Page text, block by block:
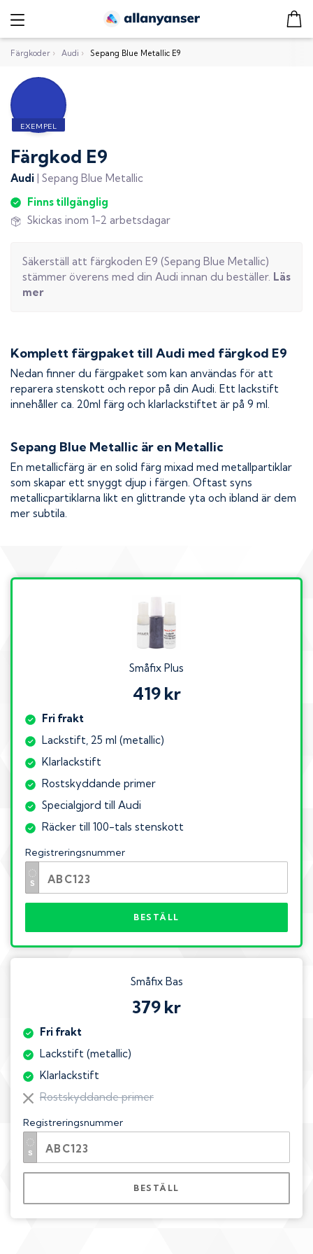
Färgkoder › Audi › Sepang Blue Metallic E9
Färgkod E9
Audi | Sepang Blue Metallic
Finns tillgänglig
Skickas inom 1-2 arbetsdagar
Säkerställ att färgkoden E9 (Sepang Blue Metallic)
stämmer överens med din Audi innan du beställer. Läs
mer
Komplett färgpaket till Audi med färgkod E9
Nedan finner du färgpaket som kan användas för att
reparera stenskott och repor på din Audi. Ett lackstift
innehåller ca. 20ml färg och klarlackstiftet är på 9 ml.
Sepang Blue Metallic är en Metallic
En metallicfärg är en solid färg mixad med metallpartiklar
som skapar ett snyggt djup i färgen. Oftast syns
metallicpartiklarna likt en glittrande yta och ibland är dem
mer subtila.
Småfix Plus
419 kr
Fri frakt
Lackstift, 25 ml (metallic)
Klarlackstift
Rostskyddande primer
Specialgjord till Audi
Räcker till 100-tals stenskott
Registreringsnummer
BESTÄLL
Småfix Bas
379 kr
Fri frakt
Lackstift (metallic)
Klarlackstift
Rostskyddande primer
Registreringsnummer
BESTÄLL